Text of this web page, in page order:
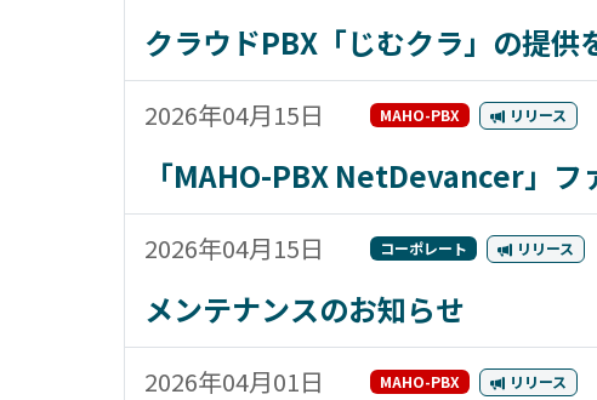
クラウドPBX「じむクラ」の提供
2026年04月15日 MAHO-PBX リリース
「MAHO-PBX NetDevancer」
2026年04月15日 コーポレート リリース
メンテナンスのお知らせ
2026年04月01日 MAHO-PBX リリース